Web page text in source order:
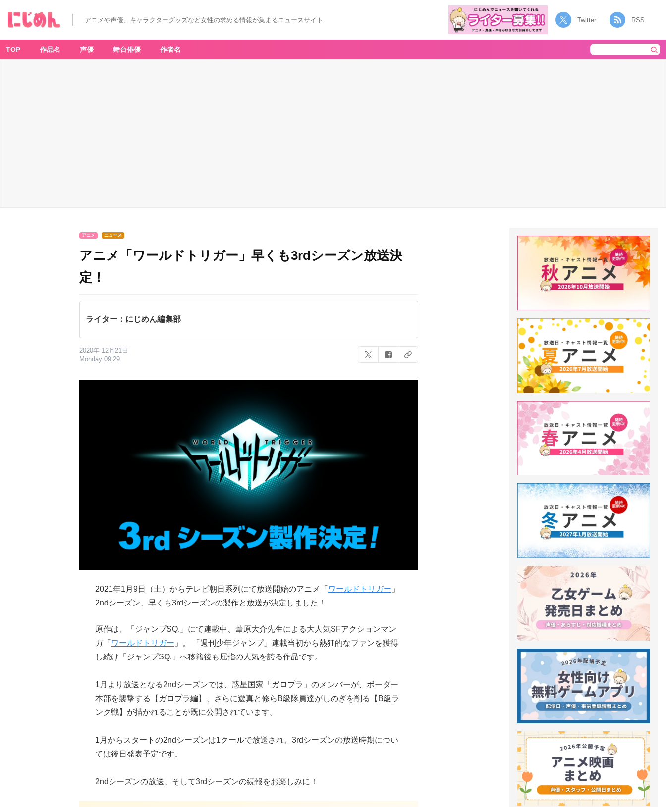
アニメや声優、キャラクターグッズなど女性の求める情報が集まるニュースサイト Twitter RSS
TOP 作品名 声優 舞台俳優 作者名
アニメ ニュース
アニメ「ワールドトリガー」早くも3rdシーズン放送決
定！
ライター：にじめん編集部
2020年 12月21日
Monday 09:29
2021年1月9日（土）からテレビ朝日系列にて放送開始のアニメ「 ワールドトリガー 」
2ndシーズン、早くも3rdシーズンの製作と放送が決定しました！
原作は、「ジャンプSQ.」にて連載中、葦原大介先生による大人気SFアクションマン
ガ「 ワールドトリガー 」。 「週刊少年ジャンプ」連載当初から熱狂的なファンを獲得
し続け「ジャンプSQ.」へ移籍後も屈指の人気を誇る作品です。
1月より放送となる2ndシーズンでは、惑星国家「ガロプラ」のメンバーが、ボーダー
本部を襲撃する【ガロプラ編】、さらに遊真と修らB級隊員達がしのぎを削る【B級ラ
ンク戦】が描かれることが既に公開されています。
1月からスタートの2ndシーズンは1クールで放送され、3rdシーズンの放送時期につい
ては後日発表予定です。
2ndシーズンの放送、そして3rdシーズンの続報をお楽しみに！